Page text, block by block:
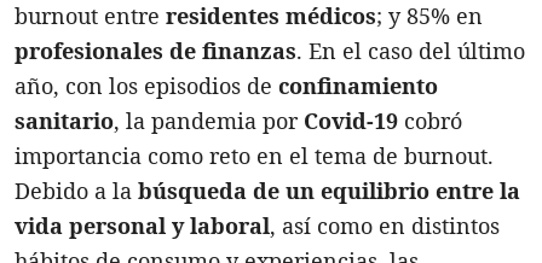
burnout entre residentes médicos; y 85% en
profesionales de finanzas. En el caso del último
año, con los episodios de confinamiento
sanitario, la pandemia por Covid-19 cobró
importancia como reto en el tema de burnout.
Debido a la búsqueda de un equilibrio entre la
vida personal y laboral, así como en distintos